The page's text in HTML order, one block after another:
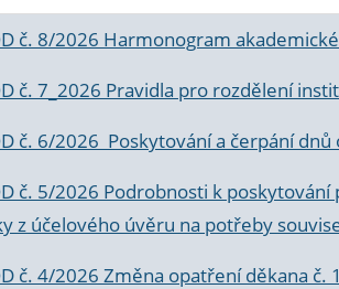
č. 8/2026 Harmonogram
č. 7_2026 Pravidla pro rozdělení
č. 6/2026 Poskytování a čerpání
č. 5/2026 Podrobnosti k
z účelového úvěru na potřeby
č. 4/2026 Změna opatření děkana